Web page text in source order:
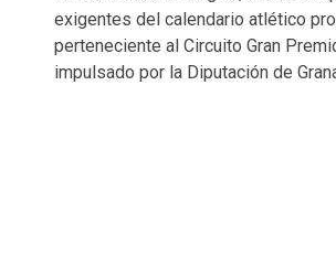
exigentes del calendario atlético
perteneciente al Circuito Gran
impulsado por la Diputación de